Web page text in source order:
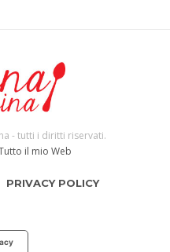
- tutti i diritti riservati.
il mio Web
PRIVACY POLICY